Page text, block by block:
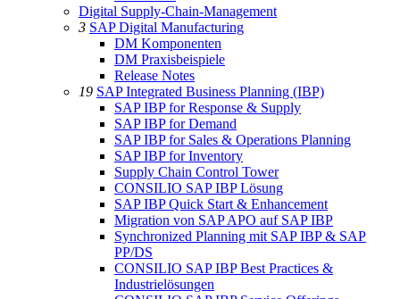
Digital Supply-Chain-Management
3 SAP Digital Manufacturing
DM Komponenten
DM Praxisbeispiele
Release Notes
19 SAP Integrated Business Planning (IBP)
SAP IBP for Response & Supply
SAP IBP for Demand
SAP IBP for Sales & Operations Planning
SAP IBP for Inventory
Supply Chain Control Tower
CONSILIO SAP IBP Lösung
SAP IBP Quick Start & Enhancement
Migration von SAP APO auf SAP IBP
Synchronized Planning mit SAP IBP & SAP
PP/DS
CONSILIO SAP IBP Best Practices &
Industrielösungen